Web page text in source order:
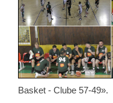
Basket - Clube 57-49».